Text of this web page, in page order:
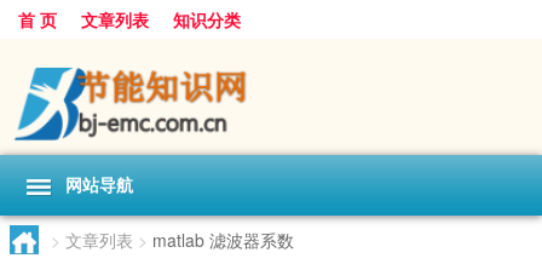
首 页 文章列表 知识分类
网站导航
> 文章列表 > matlab 滤波器系数